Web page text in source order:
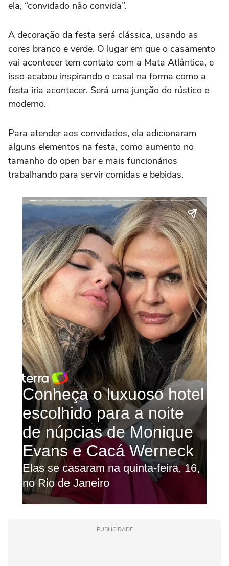
ela, “convidado não convida”.
A decoração da festa será clássica, usando as
cores branco e verde. O lugar em que o casamento
vai acontecer tem contato com a Mata Atlântica, e
isso acabou inspirando o casal na forma como a
festa iria acontecer. Será uma junção do rústico e
moderno.
Para atender aos convidados, ela adicionaram
alguns elementos na festa, como aumento no
tamanho do open bar e mais funcionários
trabalhando para servir comidas e bebidas.
PUBLICIDADE